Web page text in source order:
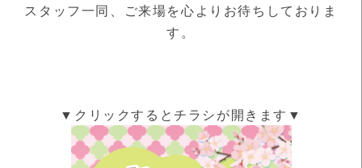
スタッフ一同、ご来場を心よりお待ちしておりま
す。
▼クリックするとチラシが開きます▼